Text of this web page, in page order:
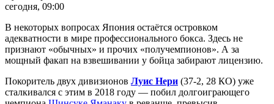
сегодня, 09:00
В некоторых вопросах Япония остаётся островком
адекватности в мире профессионального бокса. Здесь не
признают «обычных» и прочих «получемпионов». А за
мощный факап на взвешивании у бойца забирают лицензию.
Покоритель двух дивизионов Луис Нери (37-2, 28 КО) уже
сталкивался с этим в 2018 году — побил долгоиграющего